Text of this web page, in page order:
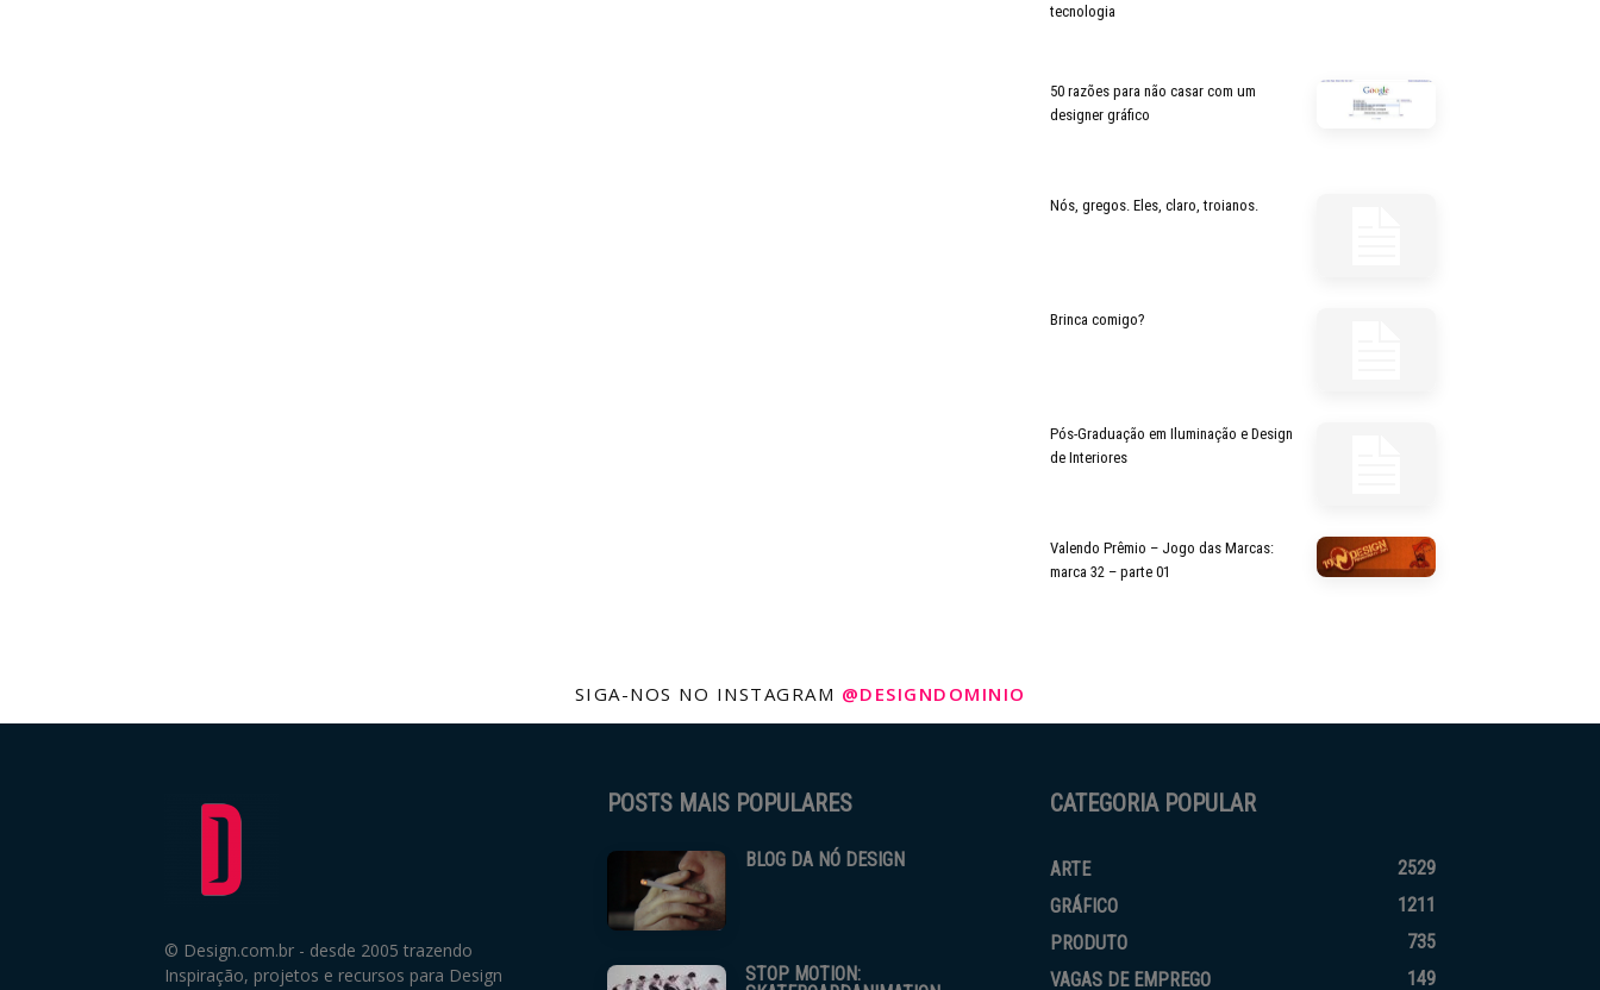
tecnologia
50 razões para não casar com um
designer gráfico
Nós, gregos. Eles, claro, troianos.
Brinca comigo?
Pós-Graduação em Iluminação e Design
de Interiores
Valendo Prêmio – Jogo das Marcas:
marca 32 – parte 01
SIGA-NOS NO INSTAGRAM @DESIGNDOMINIO
© Design.com.br - desde 2005 trazendo
Inspiração, projetos e recursos para Design
POSTS MAIS POPULARES
BLOG DA NÓ DESIGN
STOP MOTION:
CATEGORIA POPULAR
ARTE
2529
GRÁFICO
1211
PRODUTO
735
VAGAS DE EMPREGO
149